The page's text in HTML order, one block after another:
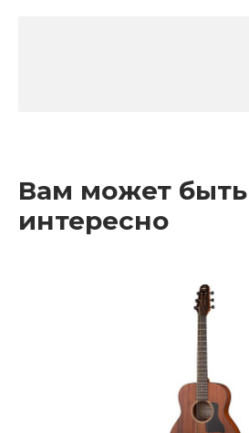
Вам может
интересно